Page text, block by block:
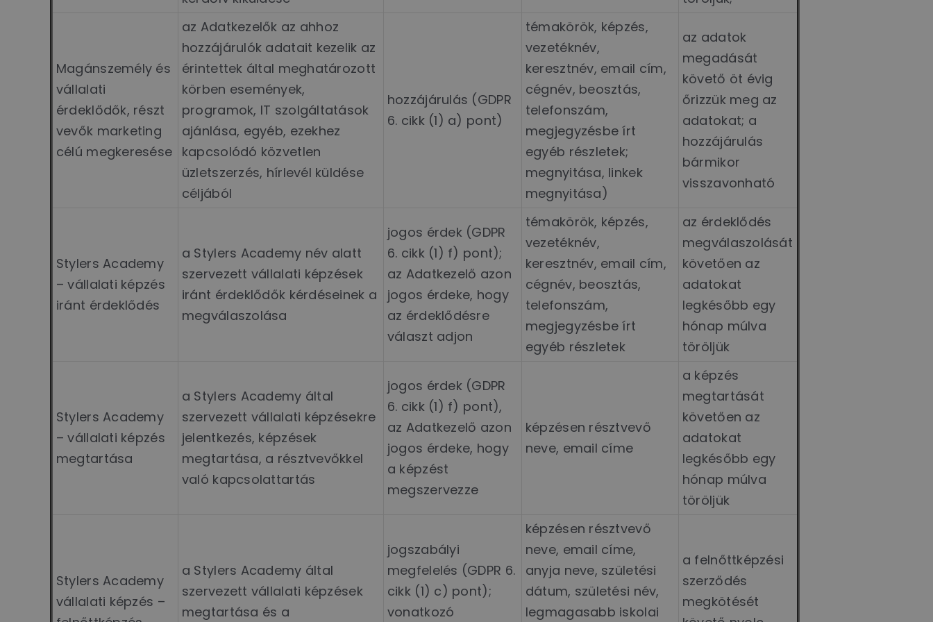
Magánszemély és
vállalati
érdeklődők, részt
vevők marketing
célú megkeresése
az Adatkezelők az ahhoz
hozzájárulók adatait kezelik az
érintettek által meghatározott
körben események,
programok, IT szolgáltatások
ajánlása, egyéb, ezekhez
kapcsolódó közvetlen
üzletszerzés, hírlevél küldése
céljából
hozzájárulás (GDPR
6. cikk (1) a) pont)
témakörök, képzés,
vezetéknév,
keresztnév, email cím,
cégnév, beosztás,
telefonszám,
megjegyzésbe írt
egyéb részletek;
megnyitása, linkek
megnyitása)
az adatok
megadását
követő öt évig
őrizzük meg az
adatokat; a
hozzájárulás
bármikor
visszavonható
Stylers Academy
– vállalati képzés
iránt érdeklődés
a Stylers Academy név alatt
szervezett vállalati képzések
iránt érdeklődők kérdéseinek a
megválaszolása
jogos érdek (GDPR
6. cikk (1) f) pont);
az Adatkezelő azon
jogos érdeke, hogy
az érdeklődésre
választ adjon
témakörök, képzés,
vezetéknév,
keresztnév, email cím,
cégnév, beosztás,
telefonszám,
megjegyzésbe írt
egyéb részletek
az érdeklődés
megválaszolását
követően az
adatokat
legkésőbb egy
hónap múlva
töröljük
Stylers Academy
– vállalati képzés
megtartása
a Stylers Academy által
szervezett vállalati képzésekre
jelentkezés, képzések
megtartása, a résztvevőkkel
való kapcsolattartás
jogos érdek (GDPR
6. cikk (1) f) pont),
az Adatkezelő azon
jogos érdeke, hogy
a képzést
megszervezze
képzésen résztvevő
neve, email címe
a képzés
megtartását
követően az
adatokat
legkésőbb egy
hónap múlva
töröljük
Stylers Academy
vállalati képzés –
a Stylers Academy által
szervezett vállalati képzések
megtartása és a
jogszabályi
megfelelés (GDPR 6.
cikk (1) c) pont);
vonatkozó
képzésen résztvevő
neve, email címe,
anyja neve, születési
dátum, születési név,
legmagasabb iskolai
a felnőttképzési
szerződés
megkötését